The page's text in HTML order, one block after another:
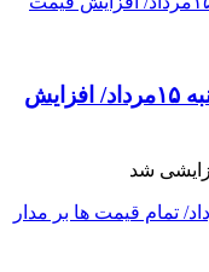
قیمت طلا، دلار و سکه امروز پنجشنبه ۱۵مرداد/ افزایش
شد